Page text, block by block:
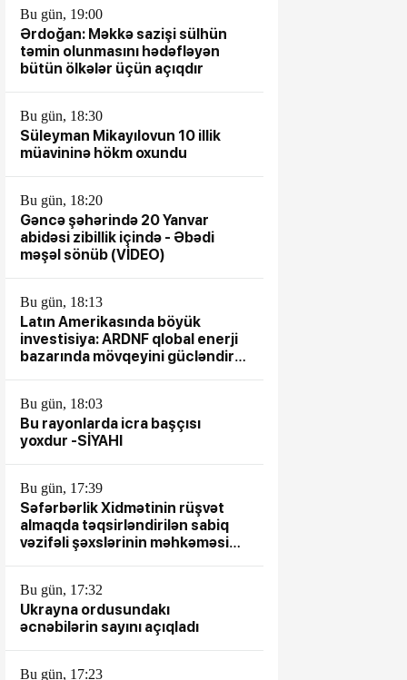
Bu gün, 19:00
Ərdoğan: Məkkə sazişi sülhün
təmin olunmasını hədəfləyən
bütün ölkələr üçün açıqdır
Bu gün, 18:30
Süleyman Mikayılovun 10 illik
müavininə hökm oxundu
Bu gün, 18:20
Gəncə şəhərində 20 Yanvar
abidəsi zibillik içində - Əbədi
məşəl sönüb (VİDEO)
Bu gün, 18:13
Latın Amerikasında böyük
investisiya: ARDNF qlobal enerji
bazarında mövqeyini gücləndirir
Bu gün, 18:03
Bu rayonlarda icra başçısı
yoxdur -SİYAHI
Bu gün, 17:39
Səfərbərlik Xidmətinin rüşvət
almaqda təqsirləndirilən sabiq
vəzifəli şəxslərinin məhkəməsi
Bu gün, 17:32
Ukrayna ordusundakı
əcnəbilərin sayını açıqladı
Bu gün, 17:23